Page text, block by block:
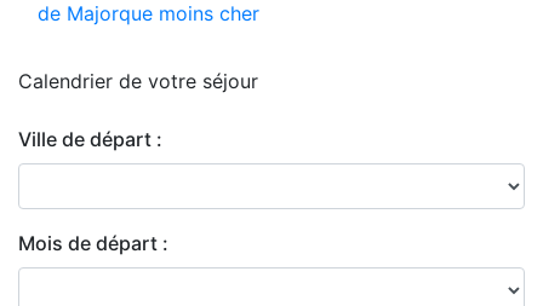
de Majorque moins cher
Calendrier de votre séjour
Ville de départ :
Mois de départ :